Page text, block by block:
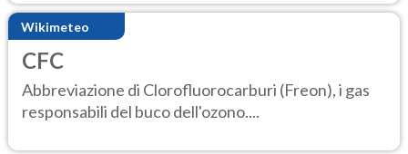
Wikimeteo
CFC
Abbreviazione di Clorofluorocarburi (Freon), i gas
responsabili del buco dell'ozono....